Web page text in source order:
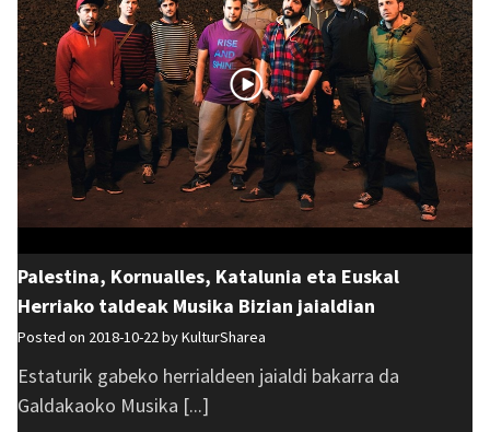
Palestina, Kornualles, Katalunia eta Euskal
Herriako taldeak Musika Bizian jaialdian
Posted on 2018-10-22 byKulturSharea
Estaturik gabeko herrialdeen jaialdi bakarra da
Galdakaoko Musika [...]